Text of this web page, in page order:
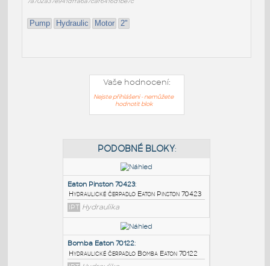
Pump Hydraulic Motor 2"
Vaše hodnocení:
Nejste přihlášeni - nemůžete
hodnotit blok
PODOBNÉ BLOKY: